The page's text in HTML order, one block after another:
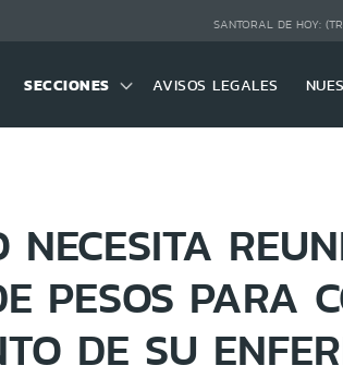
SANTORAL DE HOY:
SECCIONES AVISOS LEGALES
NECESITA
PESOS PARA
DE SU